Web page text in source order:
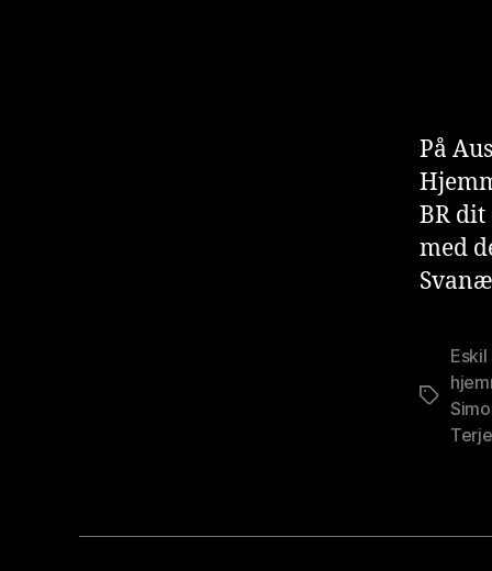
På
BR dit
med
Stikkord